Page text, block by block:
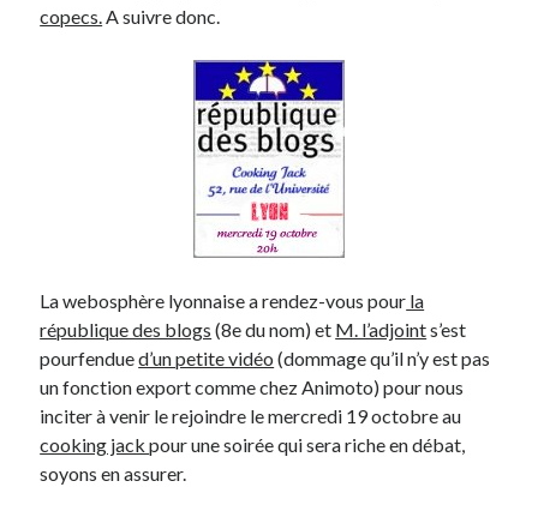
Humeur
Lectures
Lyon
Lyon à Livre Ouvert
Mini-monsieur
Non classé
Parole de Follower
copecs.A suivre donc.
La webosphère lyonnaise a rendez-vous pour la
république des blogs (8e du nom) et M. l’adjoints’est
pourfendued’un petite vidéo (dommage qu’il n’y est pas
un fonction export comme chez Animoto) pour nous
inciter à venir le rejoindre le mercredi 19 octobre au
cooking jackpour une soirée qui sera riche en débat,
soyons en assurer.